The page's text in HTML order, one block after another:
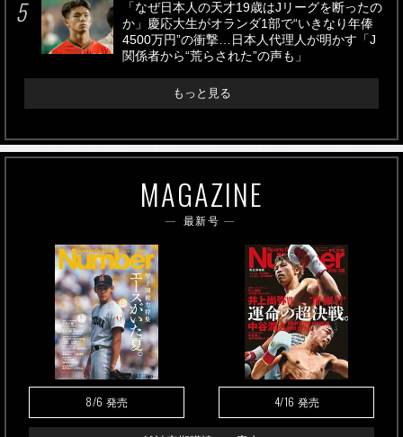
「なぜ日本人の天才19歳はJリーグを断ったの
か」慶応大生がオランダ1部で“いきなり年俸
4500万円”の衝撃…日本人代理人が明かす「J
関係者から“荒らされた”の声も」
もっと見る
MAGAZINE
最新号
8/6 発売 4/16 発売